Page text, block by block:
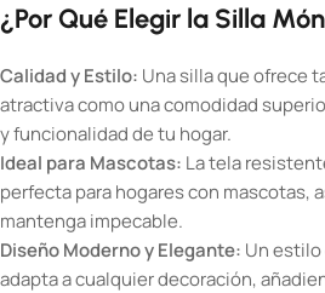
¿Por Qué Elegir la Silla
Calidad y Estilo: Una silla que ofrece
atractiva como una comodidad
y funcionalidad de tu hogar.
Ideal para Mascotas: La tela
perfecta para hogares con mascotas,
mantenga impecable.
Diseño Moderno y Elegante: Un
adapta a cualquier decoración,